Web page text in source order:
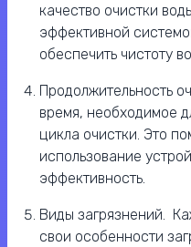
качество очистки
эффективной
обеспечить чистоту
Продолжительность
время, необходимое
цикла очистки. Это
использование
эффективность.
Виды загрязнений.
свои особенности